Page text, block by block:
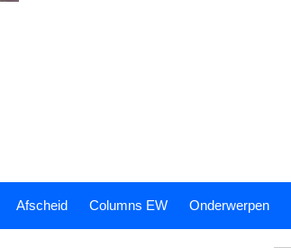
Afscheid Columns EW Onderwerpen